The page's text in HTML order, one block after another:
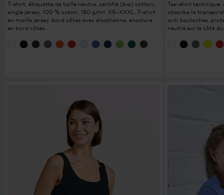
T-shirt, étiquette de taille neutre, certifié (bio) cotton,
single jersey, 100 % coton, 180 g/m², XS–XXXL. T-shirt
en maille jersey, bord côtes avec élasthanne, encolure
en bord côtes …
Tee-shirt technique,
absorbe la
anti bouloches,
neutre sur le côté